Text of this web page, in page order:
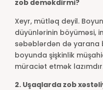
zob deməkdirmi?
Xeyr, mütləq deyil.
düyünlərinin böyüməsi,
səbəblərdən də yarana
boyunda şişkinlik
müraciət etmək
2. Uşaqlarda zob